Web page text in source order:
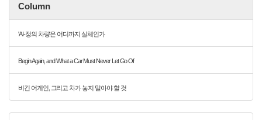
Column
'AI-정의 차량'은 어디까지 실체인가
Begin Again, and What a Car Must Never Let Go Of
비긴 어게인, 그리고 차가 놓지 말아야 할 것